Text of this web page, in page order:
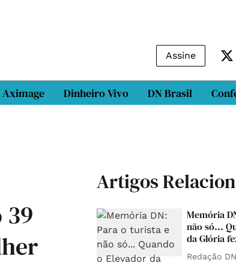
Assine
Dinheiro Vivo DN Brasil
Artigos
Memória
não só...
da Glória
Redação DN